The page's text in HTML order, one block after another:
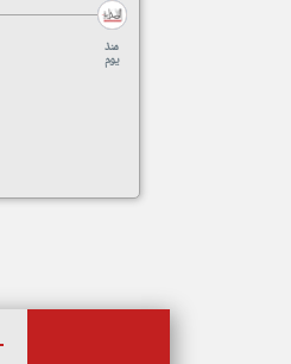
منذ
يوم